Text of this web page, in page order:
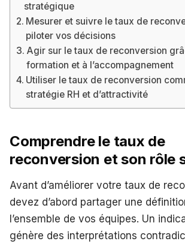
stratégique
Mesurer et suivre le taux de
piloter vos décisions
Agir sur le taux de reconversion
formation et à l’accompagnement
Utiliser le taux de reconversion
stratégie RH et d’attractivité
Comprendre le taux de
reconversion et son rôle
Avant d’améliorer votre taux de
devez d’abord partager une
l’ensemble de vos équipes. Un
génère des interprétations